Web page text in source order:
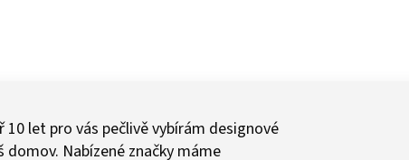
let pro vás pečlivě vybírám designové
Nabízené značky máme